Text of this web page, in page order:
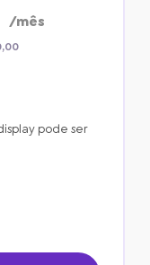
/mês
pode ser